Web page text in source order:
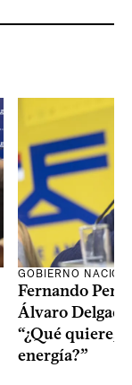
GOBIERNO
Fernando
Álvaro
“¿Qué quiere,
energía?”